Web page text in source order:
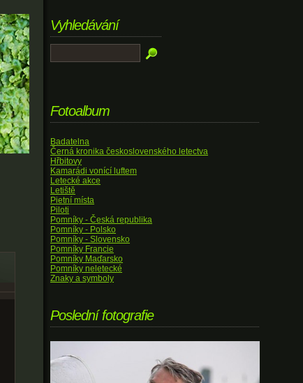
Vyhledávání
Fotoalbum
Badatelna
Černá kronika československého letectva
Hřbitovy
Kamarádi vonící luftem
Letecké akce
Letiště
Pietní místa
Piloti
Pomníky - Česká republika
Pomníky - Polsko
Pomníky - Slovensko
Pomníky Francie
Pomníky Maďarsko
Pomníky neletecké
Znaky a symboly
Poslední fotografie